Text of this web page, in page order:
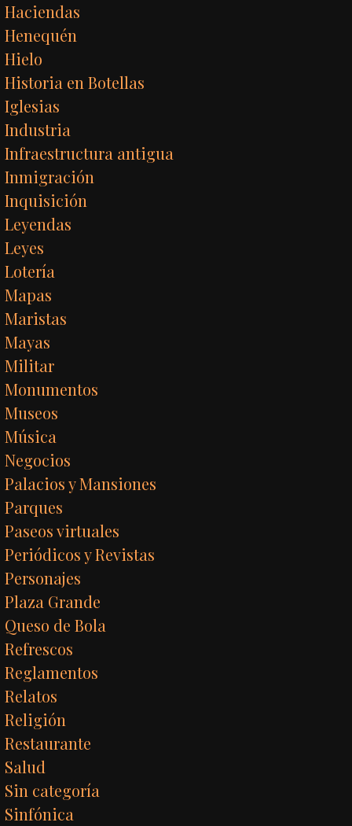
Haciendas
Henequén
Hielo
Historia en Botellas
Iglesias
Industria
Infraestructura antigua
Inmigración
Inquisición
Leyendas
Leyes
Lotería
Mapas
Maristas
Mayas
Militar
Monumentos
Museos
Música
Negocios
Palacios y Mansiones
Parques
Paseos virtuales
Periódicos y Revistas
Personajes
Plaza Grande
Queso de Bola
Refrescos
Reglamentos
Relatos
Religión
Restaurante
Salud
Sin categoría
Sinfónica